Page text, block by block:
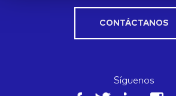
CONTÁCTANOS
Síguenos